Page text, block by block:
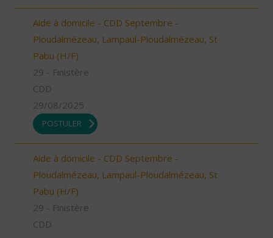
Aide à domicile - CDD Septembre -
Ploudalmézeau, Lampaul-Ploudalmézeau, St
Pabu (H/F)
29 - Finistère
CDD
29/08/2025
POSTULER
Aide à domicile - CDD Septembre -
Ploudalmézeau, Lampaul-Ploudalmézeau, St
Pabu (H/F)
29 - Finistère
CDD